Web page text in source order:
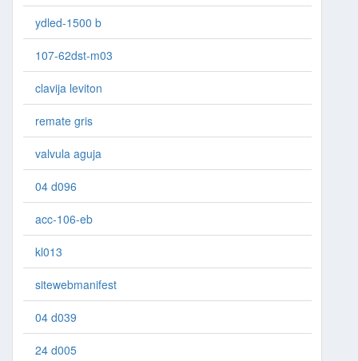
ydled-1500 b
107-62dst-m03
clavija leviton
remate gris
valvula aguja
04 d096
acc-106-eb
kl013
sitewebmanifest
04 d039
24 d005